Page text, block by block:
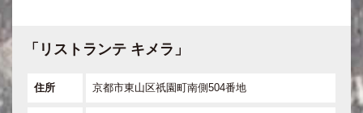
「リストランテ キメラ」
住所 京都市東山区祇園町南側504番地